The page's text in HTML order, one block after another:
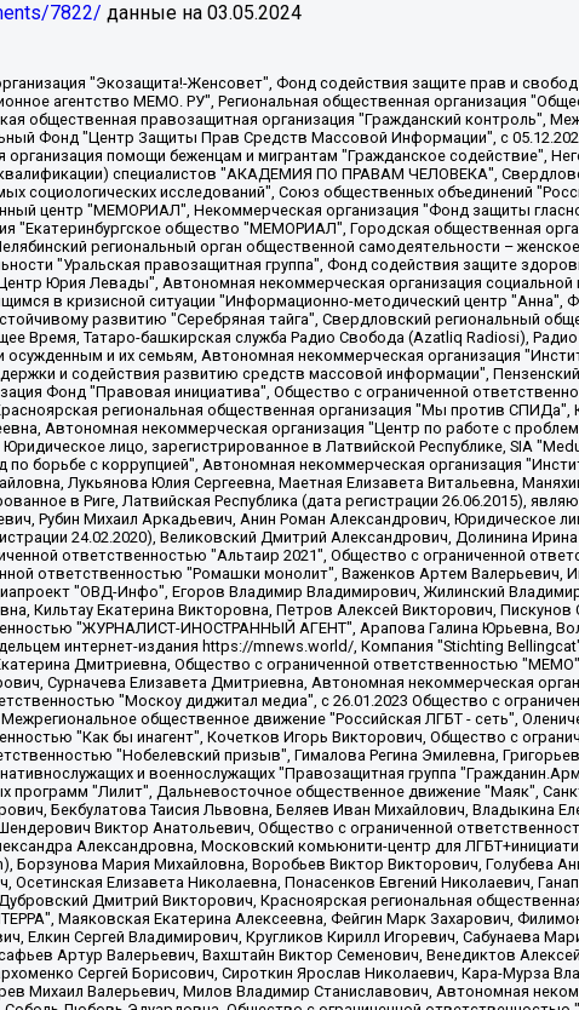
7822/ данные на 03.05.2024
служба Радио Свобода (Azatliq Radiosi), Радио Свободная Европа/Радио Свобода (PCE/PC), "Сибирь.Реалии", "Фактограф", Благотворительный фонд помощи осужденным и их семьям, Автономная некоммерческая организация "Институт глобализации и социальных движений", Фонд "В защиту прав заключенных", Частное учреждение "Центр поддержки и содействия развитию средств массовой информации", Пензенский региональный общественный благотворительный фонд "Гражданский союз", "Север.Реалии", Некоммерческая организация Фонд "Правовая инициатива", Общество с ограниченной ответственностью "Радио Свободная Европа/Радио Свобода", Чешское информационное агентство "MEDIUM-ORIENT", Красноярская региональная общественная организация "Мы против СПИДа", Камалягин Денис Николаевич, Маркелов Сергей Евгеньевич, Пономарев Лев Александрович, Савицкая Людмила Алексеевна, Автономная некоммерческая организация "Центр по работе с проблемой насилия "НАСИЛИЮ.НЕТ", Межрегиональный профессиональный союз работников здравоохранения "Альянс врачей", Юридическое лицо, зарегистрированное в Латвийской Республике, SIA "Medusa Project" (регистрационный номер 40103797863, дата регистрации 10.06.2014), Некоммерческая организация "Фонд по борьбе с коррупцией", Автономная некоммерческая организация "Институт права и публичной политики", Баданин Роман Сергеевич, Гликин Максим Александрович, Железнова Мария Михайловна, Лукьянова Юлия Сергеевна, Маетная Елизавета Витальевна, Маняхин Петр Борисович, Чуракова Ольга Владимировна, Ярош Юлия Петровна, Юридическое лицо "The Insider SIA", зарегистрированное в Риге, Латвийская Республика (дата регистрации 26.06.2015), являющееся администратором доменного имени интернет-издания "The Insider SIA", https://theins.ru, Постернак Алексей Евгеньевич, Рубин Михаил Аркадьевич, Анин Роман Александрович, Юридическое лицо Istories fonds, зарегистрированное в Латвийской Республике (регистрационный номер 50008295751, дата регистрации 24.02.2020), Великовский Дмитрий Александрович, Долинина Ирина Николаевна, Мароховская Алеся Алексеевна, Шлейнов Роман Юрьевич, Шмагун Олеся Валентиновна, Общество с ограниченной ответственностью "Альтаир 2021", Общество с ограниченной ответственностью "Вега 2021", Общество с ограниченной ответственностью "Главный редактор 2021", Общество с ограниченной ответственностью "Ромашки монолит", Важенков Артем Валерьевич, Ивановская областная общественная организация "Центр гендерных исследований", Гурман Юрий Альбертович, Медиапроект "ОВД-Инфо", Егоров Владимир Владимирович, Жилинский Владимир Александрович, Общество с ограниченной ответственностью "ЗП", Иванова София Юрьевна, Карезина Инна Павловна, Кильтау Екатерина Викторовна, Петров Алексей Викторович, Пискунов Сергей Евгеньевич, Смирнов Сергей Сергеевич, Тихонов Михаил Сергеевич, Общество с ограниченной ответственностью "ЖУРНАЛИСТ-ИНОСТРАННЫЙ АГЕНТ", Арапова Галина Юрьевна, Вольтская Татьяна Анатольевна, Американская компания "Mason G.E.S. Anonymous Foundation" (США), являющаяся владельцем интернет-издания https://mnews.world/, Компания "Stichting Bellingcat", зарегистрированная в Нидерландах (дата регистрации 11.07.2018), Захаров Андрей Вячеславович, Клепиковская Екатерина Дмитриевна, Общество с ограниченной ответственностью "МЕМО", Перл Роман Александрович, Симонов Евгений Алексеевич, Соловьева Елена Анатольевна, Сотников Даниил Владимирович, Сурначева Елизавета Дмитриевна, Автономная некоммерческая организация по защите прав человека и информированию населения "Якутия – Наше Мнение", Общество с ограниченной ответственностью "Москоу диджитал медиа", с 26.01.2023 Общество с ограниченной ответственностью "Чайка Белые сады", Ветошкина Валерия Валерьевна, Заговора Максим Александрович, Межрегиональное общественное движение "Российская ЛГБТ - сеть", Оленичев Максим